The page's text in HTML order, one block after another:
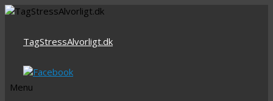
TagStressAlvorligt.dk
Menu